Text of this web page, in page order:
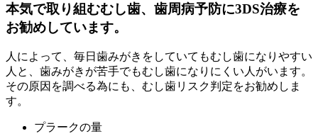
本気で取り組むむし歯、歯周病予防に3DS治療を
お勧めしています。
人によって、毎日歯みがきをしていてもむし歯になりやすい
人と、歯みがきが苦手でもむし歯になりにくい人がいます。
その原因を調べる為にも、むし歯リスク判定をお勧めしま
す。
プラークの量